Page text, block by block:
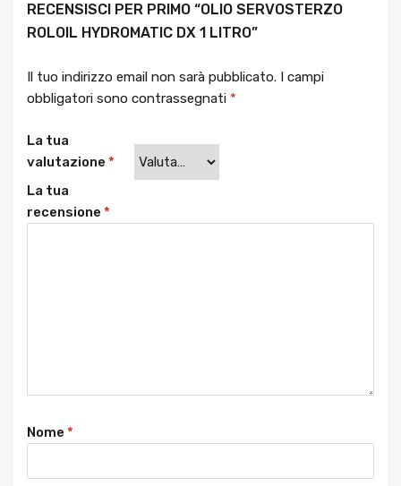
RECENSISCI PER PRIMO “OLIO SERVOSTERZO
ROLOIL HYDROMATIC DX 1 LITRO”
Il tuo indirizzo email non sarà pubblicato.
I campi
obbligatori sono contrassegnati *
La tua
valutazione *
La tua
recensione *
Nome *